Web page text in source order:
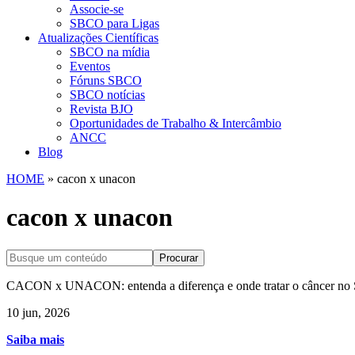
Associe-se
SBCO para Ligas
Atualizações Científicas
SBCO na mídia
Eventos
Fóruns SBCO
SBCO notícias
Revista BJO
Oportunidades de Trabalho & Intercâmbio
ANCC
Blog
HOME » cacon x unacon
cacon x unacon
Procurar
CACON x UNACON: entenda a diferença e onde tratar o câncer no
10 jun, 2026
Saiba mais